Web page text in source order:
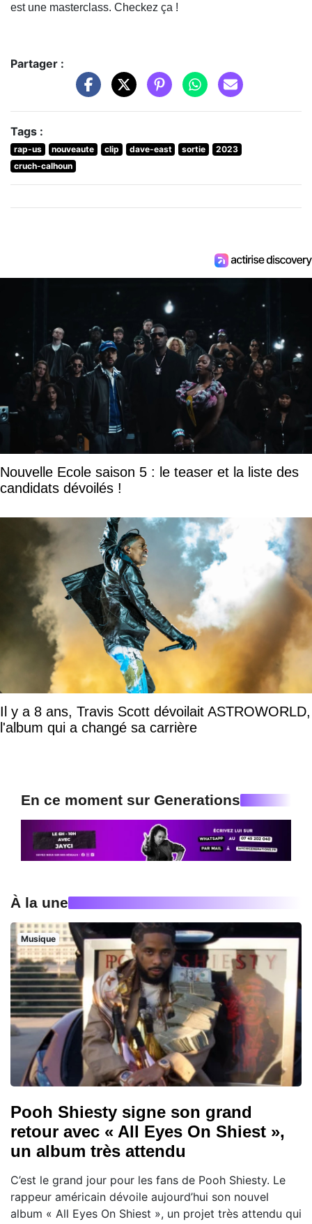
est une masterclass. Checkez ça !
Partager :
Tags :
rap-us nouveaute clip dave-east sortie
2023
cruch-calhoun
Nouvelle Ecole saison 5 : le teaser et la liste des
candidats dévoilés !
Il y a 8 ans, Travis Scott dévoilait ASTROWORLD,
l'album qui a changé sa carrière
En ce moment sur Generations
À la une
Musique
Pooh Shiesty signe son grand
retour avec « All Eyes On Shiest »,
un album très attendu
C’est le grand jour pour les fans de Pooh Shiesty. Le
rappeur américain dévoile aujourd’hui son nouvel
album « All Eyes On Shiest », un projet très attendu qui